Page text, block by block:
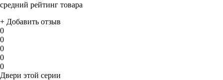
средний рейтинг товара
+ Добавить отзыв
0
0
0
0
0
Двери этой серии